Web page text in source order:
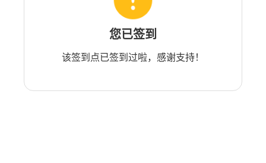
您已签到
该签到点已签到过啦，感谢支持！